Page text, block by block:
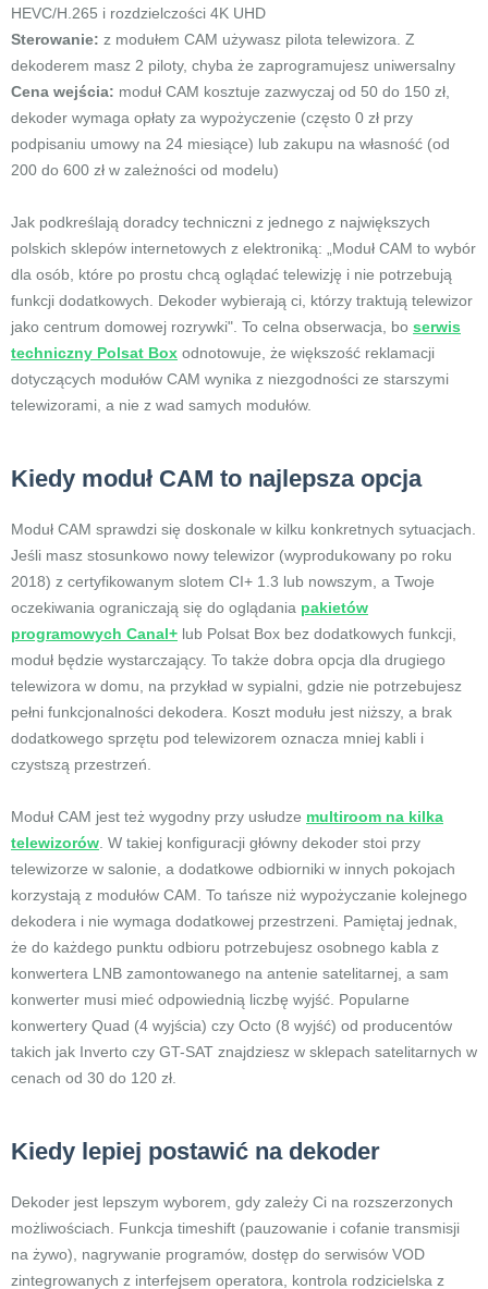
HEVC/H.265 i rozdzielczości 4K UHD
Sterowanie: z modułem CAM używasz pilota telewizora. Z
dekoderem masz 2 piloty, chyba że zaprogramujesz uniwersalny
Cena wejścia: moduł CAM kosztuje zazwyczaj od 50 do 150 zł,
dekoder wymaga opłaty za wypożyczenie (często 0 zł przy
podpisaniu umowy na 24 miesiące) lub zakupu na własność (od
200 do 600 zł w zależności od modelu)
Jak podkreślają doradcy techniczni z jednego z największych
polskich sklepów internetowych z elektroniką: „Moduł CAM to wybór
dla osób, które po prostu chcą oglądać telewizję i nie potrzebują
funkcji dodatkowych. Dekoder wybierają ci, którzy traktują telewizor
jako centrum domowej rozrywki". To celna obserwacja, bo serwis
techniczny Polsat Box odnotowuje, że większość reklamacji
dotyczących modułów CAM wynika z niezgodności ze starszymi
telewizorami, a nie z wad samych modułów.
Kiedy moduł CAM to najlepsza opcja
Moduł CAM sprawdzi się doskonale w kilku konkretnych sytuacjach.
Jeśli masz stosunkowo nowy telewizor (wyprodukowany po roku
2018) z certyfikowanym slotem CI+ 1.3 lub nowszym, a Twoje
oczekiwania ograniczają się do oglądania pakietów
programowych Canal+ lub Polsat Box bez dodatkowych funkcji,
moduł będzie wystarczający. To także dobra opcja dla drugiego
telewizora w domu, na przykład w sypialni, gdzie nie potrzebujesz
pełni funkcjonalności dekodera. Koszt modułu jest niższy, a brak
dodatkowego sprzętu pod telewizorem oznacza mniej kabli i
czystszą przestrzeń.
Moduł CAM jest też wygodny przy usłudze multiroom na kilka
telewizorów . W takiej konfiguracji główny dekoder stoi przy
telewizorze w salonie, a dodatkowe odbiorniki w innych pokojach
korzystają z modułów CAM. To tańsze niż wypożyczanie kolejnego
dekodera i nie wymaga dodatkowej przestrzeni. Pamiętaj jednak,
że do każdego punktu odbioru potrzebujesz osobnego kabla z
konwertera LNB zamontowanego na antenie satelitarnej, a sam
konwerter musi mieć odpowiednią liczbę wyjść. Popularne
konwertery Quad (4 wyjścia) czy Octo (8 wyjść) od producentów
takich jak Inverto czy GT-SAT znajdziesz w sklepach satelitarnych w
cenach od 30 do 120 zł.
Kiedy lepiej postawić na dekoder
Dekoder jest lepszym wyborem, gdy zależy Ci na rozszerzonych
możliwościach. Funkcja timeshift (pauzowanie i cofanie transmisji
na żywo), nagrywanie programów, dostęp do serwisów VOD
zintegrowanych z interfejsem operatora, kontrola rodzicielska z